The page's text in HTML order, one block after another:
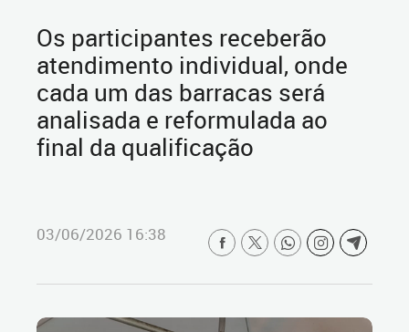
Os participantes receberão
atendimento individual, onde
cada um das barracas será
analisada e reformulada ao
final da qualificação
03/06/2026 16:38